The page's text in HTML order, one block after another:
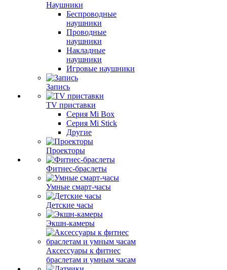
Наушники
Беспроводные
наушники
Проводные
наушники
Накладные
наушники
Игровые наушники
Запись
TV приставки
Серия Mi Box
Серия Mi Stick
Другие
Проекторы
Фитнес-браслеты
Умные смарт-часы
Детские часы
Экшн-камеры
Аксессуары к фитнес
браслетам и умным часам